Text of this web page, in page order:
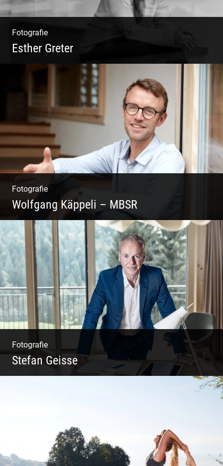
Fotografie
Esther Greter
Coaching, Frauenkreise, Trantric Yoga:
Esther Greter
Fotografie
Wolfgang Käppeli – MBSR
Shooting: Achtsamkeitstrainer
Fotografie
Stefan Geisse